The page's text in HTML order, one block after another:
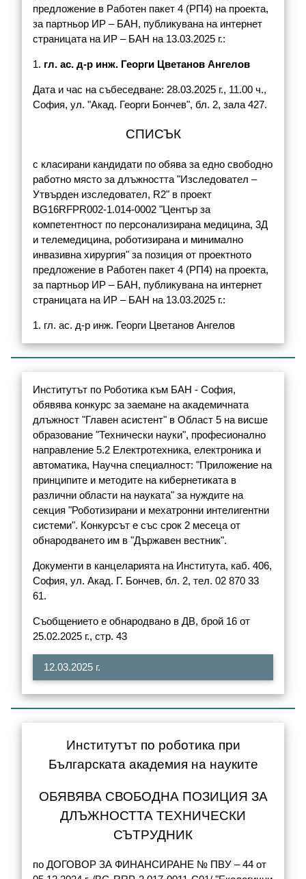
предложение в Работен пакет 4 (РП4) на проекта,
за партньор ИР – БАН, публикувана на интернет
страницата на ИР – БАН на 13.03.2025 г.:
1. гл. ас. д-р инж. Георги Цветанов Ангелов
Дата и час на събеседване: 28.03.2025 г., 11.00 ч.,
София, ул. "Акад. Георги Бончев", бл. 2, зала 427.
СПИСЪК
с класирани кандидати по обява за едно свободно
работно място за длъжността "Изследовател –
Утвърден изследовател, R2" в проект
BG16RFPR002-1.014-0002 "Център за
компетентност по персонализирана медицина, 3Д
и телемедицина, роботизирана и минимално
инвазивна хирургия" за позиция от проектното
предложение в Работен пакет 4 (РП4) на проекта,
за партньор ИР – БАН, публикувана на интернет
страницата на ИР – БАН на 13.03.2025 г.:
1. гл. ас. д-р инж. Георги Цветанов Ангелов
Институтът по Роботика към БАН - София,
обявява конкурс за заемане на академичната
длъжност "Главен асистент" в Област 5 на висше
образование "Технически науки", професионално
направление 5.2 Електротехника, електроника и
автоматика, Научна специалност: "Приложение на
принципите и методите на кибернетиката в
различни области на науката" за нуждите на
секция "Роботизирани и мехатронни интелигентни
системи". Конкурсът е със срок 2 месеца от
обнародването им в "Държавен вестник".
Документи в канцеларията на Института, каб. 406,
София, ул. Акад. Г. Бончев, бл. 2, тел. 02 870 33
61.
Съобщението е обнародвано в ДВ, брой 16 от
25.02.2025 г., стр. 43
12.03.2025 г.
Институтът по роботика при
Българската академия на науките
ОБЯВЯВА СВОБОДНА ПОЗИЦИЯ ЗА
ДЛЪЖНОСТТА ТЕХНИЧЕСКИ
СЪТРУДНИК
по ДОГОВОР ЗА ФИНАНСИРАНЕ № ПВУ – 44 от